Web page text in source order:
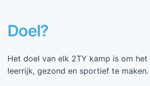
Doel?
Het doel van elk 2TY kamp is om het
leerrijk, gezond en sportief te maken.